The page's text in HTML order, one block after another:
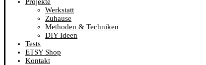
Werkstatt
Zuhause
Methoden & Techniken
DIY Ideen
Tests
ETSY Shop
Kontakt